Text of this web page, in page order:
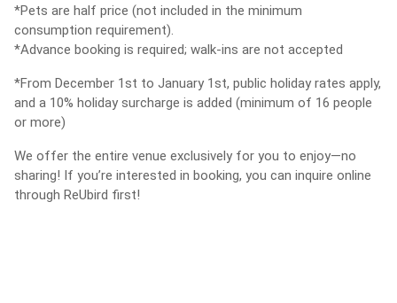
*Pets are half price (not included in the minimum
consumption requirement).
*Advance booking is required; walk-ins are not accepted
*From December 1st to January 1st, public holiday rates apply,
and a 10% holiday surcharge is added (minimum of 16 people
or more)
We offer the entire venue exclusively for you to enjoy—no
sharing! If you’re interested in booking, you can inquire online
through ReUbird first!